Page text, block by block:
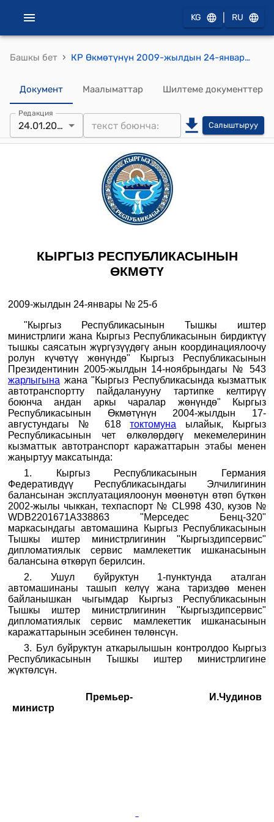
KG RU
Башкы бет › КР Өкмөтүнүн 2009-жылдын 24-январындагы № 25-б (Автомашинаны өткөрүп берүү боюнча) буйругу
Документ Маалыматтар Шилтеме документтер
Редакция
24.01.2009 Салыштыруу